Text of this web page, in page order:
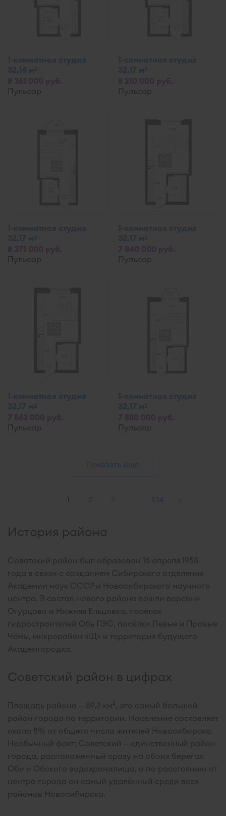
1-комнатная студия
32,14 м2
Пульсар
1-комнатная студия
32,17 м2
Пульсар
1-комнатная студия
32,17 м2
Пульсар
1-комнатная студия
32,17 м2
Пульсар
1-комнатная студия
32,17 м2
Пульсар
1-комнатная студия
32,17 м2
Пульсар
Показать еще
1 2 3 534 ›
История района
Советский район был образован 16 апреля 1958
года в связи с созданием Сибирского отделения
Академии наук СССР и Новосибирского научного
центра. В состав нового района вошли деревни
Огурцово и Нижняя Ельцовка, посёлок
гидростроителей Обь ГЭС, посёлки Левые и Правые
Чёмы, микрорайон «Щ» и территория будущего
Академгородка.
Советский район в цифрах
Площадь района — 89,2 км², это самый большой
район города по территории. Население составляет
около 8% от общего числа жителей Новосибирска.
Необычный факт: Советский — единственный район
города, расположенный сразу на обоих берегах
Оби и Обского водохранилища, а по расстоянию от
центра города он самый удалённый среди всех
районов Новосибирска.